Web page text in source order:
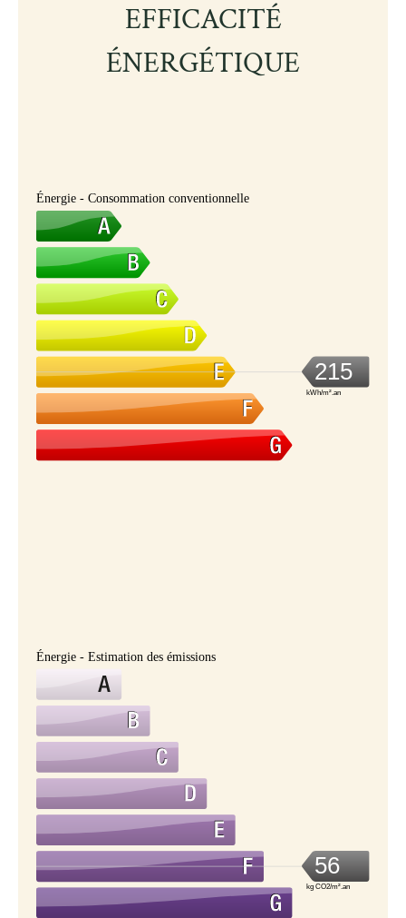
EFFICACITÉ
ÉNERGÉTIQUE
Énergie - Consommation conventionnelle
215
kWh/m².an
Énergie - Estimation des émissions
56
kg CO2/m².an